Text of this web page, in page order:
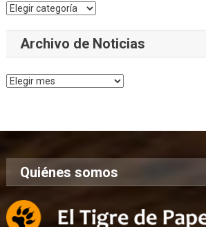
Categorías
Archivo de Noticias
Archivo
Quiénes somos